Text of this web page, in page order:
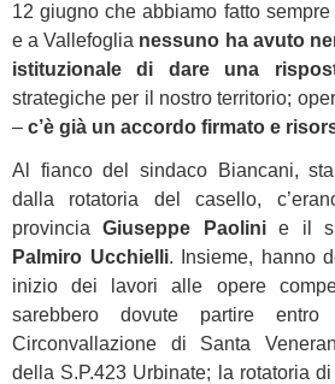
12 giugno che abbiamo fatto
e a Vallefoglia nessuno ha avuto
istituzionale di dare una
strategiche per il nostro territorio;
– c’è già un accordo firmato e
Al fianco del sindaco Biancani,
dalla rotatoria del casello,
provinciaGiuseppe Paolinie il
Palmiro Ucchielli. Insieme, hanno
inizio dei lavori alle opere
sarebbero dovute partire
Circonvallazione di Santa
della S.P.423 Urbinate; la rotatoria